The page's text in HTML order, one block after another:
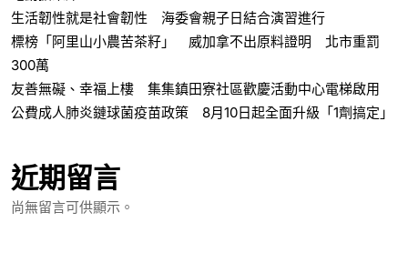
生活韌性就是社會韌性 海委會親子日結合演習進行
標榜「阿里山小農苦茶籽」 威加拿不出原料證明 北市重罰
300萬
友善無礙、幸福上樓 集集鎮田寮社區歡慶活動中心電梯啟用
公費成人肺炎鏈球菌疫苗政策 8月10日起全面升級「1劑搞定」
近期留言
尚無留言可供顯示。